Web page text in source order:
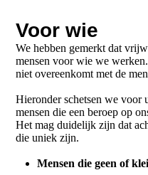
Voor wie
We hebben gemerkt dat
mensen voor wie we
niet overeenkomt met de
Hieronder schetsen we voor
mensen die een beroep op
Het mag duidelijk zijn dat
die uniek zijn.
Mensen die geen of